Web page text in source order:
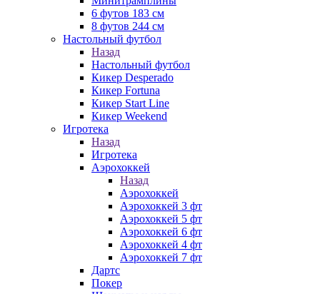
6 футов 183 см
8 футов 244 см
Настольный футбол
Назад
Настольный футбол
Кикер Desperado
Кикер Fortuna
Кикер Start Line
Кикер Weekend
Игротека
Назад
Игротека
Аэрохоккей
Назад
Аэрохоккей
Аэрохоккей 3 фт
Аэрохоккей 5 фт
Аэрохоккей 6 фт
Аэрохоккей 4 фт
Аэрохоккей 7 фт
Дартс
Покер